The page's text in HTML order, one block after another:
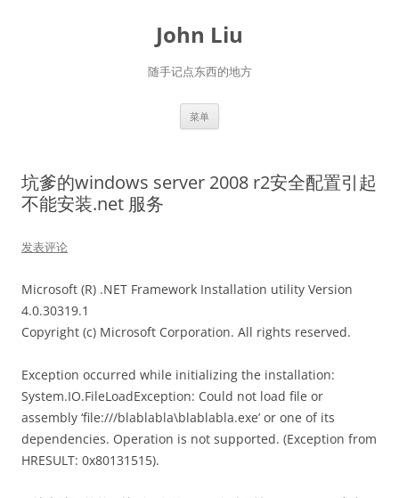
John Liu
随手记点东西的地方
菜单
坑爹的windows server 2008 r2安全配置引起
不能安装.net 服务
发表评论
Microsoft (R) .NET Framework Installation utility Version
4.0.30319.1
Copyright (c) Microsoft Corporation. All rights reserved.
Exception occurred while initializing the installation:
System.IO.FileLoadException: Could not load file or
assembly ‘file:///blablabla\blablabla.exe’ or one of its
dependencies. Operation is not supported. (Exception from
HRESULT: 0x80131515).